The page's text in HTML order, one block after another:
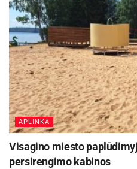
APLINKA
Visagino miesto
persirengimo kabinos